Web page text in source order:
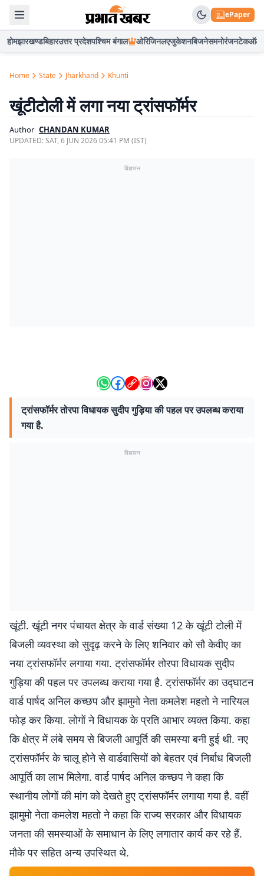
ePaper
होमझारखण्डबिहारउत्तर प्रदेशपश्चिम बंगाल ओरिजिनलएजुकेशनबिजनेसमनोरंजनटेकऑटो
Home State Jharkhand Khunti
खूंटीटोली में लगा नया ट्रांसफॉर्मर
Author CHANDAN KUMAR
UPDATED:SAT, 6 JUN 2026 05:41 PM (IST)
विज्ञापन
ट्रांसफॉर्मर तोरपा विधायक सुदीप गुड़िया की पहल पर उपलब्ध कराया
गया है.
विज्ञापन
खूंटी. खूंटी नगर पंचायत क्षेत्र के वार्ड संख्या 12 के खूंटी टोली में
बिजली व्यवस्था को सुदृढ़ करने के लिए शनिवार को सौ केवीए का
नया ट्रांसफॉर्मर लगाया गया. ट्रांसफॉर्मर तोरपा विधायक सुदीप
गुड़िया की पहल पर उपलब्ध कराया गया है. ट्रांसफॉर्मर का उद्घाटन
वार्ड पार्षद अनिल कच्छप और झामुमो नेता कमलेश महतो ने नारियल
फोड़ कर किया. लोगों ने विधायक के प्रति आभार व्यक्त किया. कहा
कि क्षेत्र में लंबे समय से बिजली आपूर्ति की समस्या बनी हुई थी. नए
ट्रांसफॉर्मर के चालू होने से वार्डवासियों को बेहतर एवं निर्बाध बिजली
आपूर्ति का लाभ मिलेगा. वार्ड पार्षद अनिल कच्छप ने कहा कि
स्थानीय लोगों की मांग को देखते हुए ट्रांसफॉर्मर लगाया गया है. वहीं
झामुमो नेता कमलेश महतो ने कहा कि राज्य सरकार और विधायक
जनता की समस्याओं के समाधान के लिए लगातार कार्य कर रहे हैं.
मौके पर सहित अन्य उपस्थित थे.